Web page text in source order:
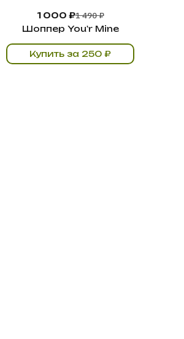
1 000 ₽1 490 ₽
Шоппер You'r Mine
Купить за 250 ₽